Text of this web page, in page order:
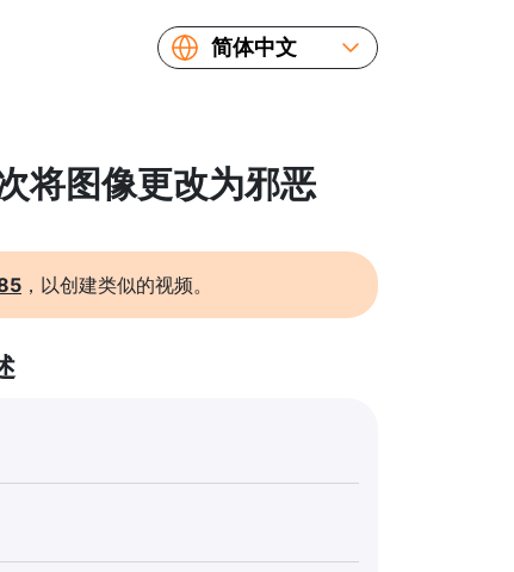
简体中文
Українська
将图像更改为邪恶
，以创建类似的视频。